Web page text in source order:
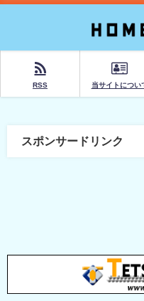
RSS 当サイトについ
スポンサードリンク